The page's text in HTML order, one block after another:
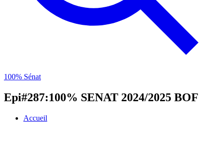
100% Sénat
Epi#287:100% SENAT 2024/2025 BOF
Accueil